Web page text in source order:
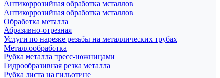
Антикоррозийная обработка металлов
Антикоррозийная обработка металлов
Обработка металла
Абразивно-отрезная
Услуги по нарезке резьбы на металлических трубах
Металлообработка
Рубка металла пресс-ножницами
Гидрообразивная резка металла
Рубка листа на гильотине